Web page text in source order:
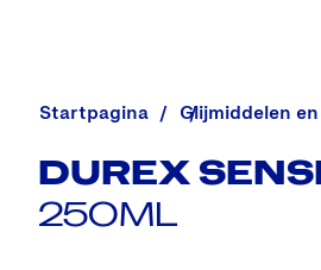
Startpagina Alle
Glijmiddelen
DUREX
250ML